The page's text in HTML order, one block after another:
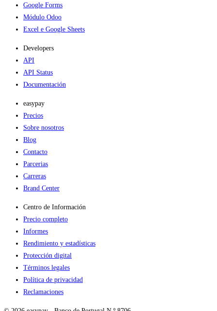
Google Forms
Módulo Odoo
Excel e Google Sheets
Developers
API
API Status
Documentación
easypay
Precios
Sobre nosotros
Blog
Contacto
Parcerias
Carreras
Brand Center
Centro de Información
Precio completo
Informes
Rendimiento y estadísticas
Protección digital
Términos legales
Política de privacidad
Reclamaciones